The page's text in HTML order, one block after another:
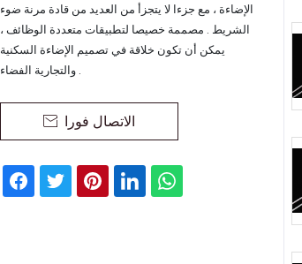
الإضاءة ، مع جزءا لا يتجزأ من العديد من قادة مرنة ضوء
الشريط . مصممة خصيصا لتطبيقات متعددة الوظائف ،
يمكن أن تكون خلاقة في تصميم الإضاءة السكنية
والتجارية الفضاء .
 الاتصال فورا